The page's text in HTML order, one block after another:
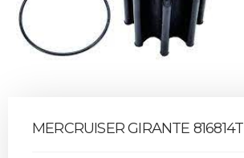
MERCRUISER GIRANTE 816814T